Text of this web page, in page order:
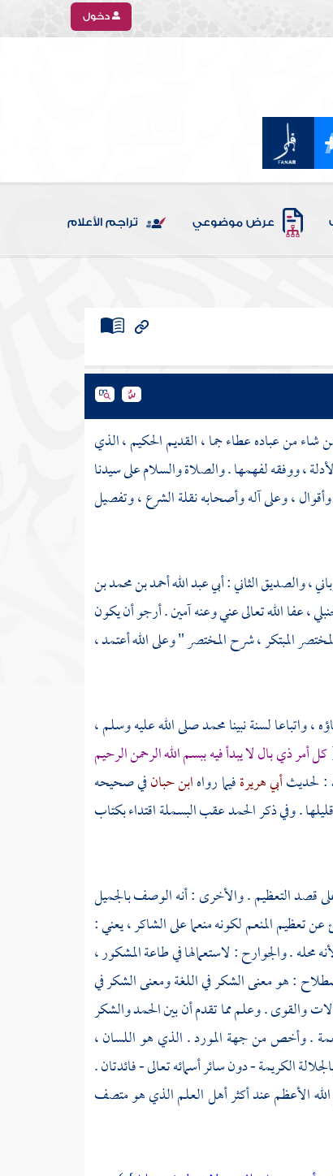
دخول
عرض موضوعي تراجم الأعلام
من عباده عطاء جما ، القديم الحكيم ، الذي
، ووفقه لفهمها . والصلاة والسلام على سيدنا
وأقوال ، وعلى آله وأصحابه نقلة الشرع ، وتفصيل
، والصديق الثاني : أبي عبد الله أحمد بن محمد بن
، عفا الله تعالى عني وعنه آمين . أرجو أن يكون
المبتكر ، شرح المختصر " وعلى الله أعتمد ،
، واتباعا لسنة نبينامحمدصلى الله عليه وسلم ،
كل أمر ذي بال لا يبدأ فيه ببسم الله الرحمن الرحيم
: لحديثأبي هريرةفيما رواهابن حبانفي صحيحه
. وفي ذكر الحمد عقب البسملة اقتداء بكتاب
قصد التعظيم . والأخرى : أنه الوصف بالجميل
تعظيم المنعم لكونه منعما على الشاكر ، يعني :
محله . والجوارح : لاستعمالها في طاعة المشكور ،
: هو معنى الشكر في اللغة ومعنى الشكر في
والقوى . وعلم مما تقدم أن بين الحمد والشكر
. وأخص من جهة المورد . الذي هو اللسان ،
الكريمة - دون سائر أسمائه تعالى - فائدتان .
الأعظم عند أكثر أهل العلم الذي هو متصف